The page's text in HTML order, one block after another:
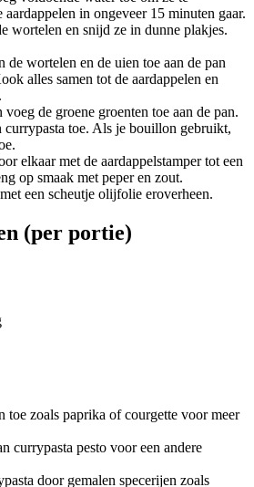
in ongeveer 15 minuten gaar.
wortelen en snijd ze in dunne plakjes.
de wortelen en de uien toe aan de pan
alles samen tot de aardappelen en
de groene groenten toe aan de pan.
toe. Als je bouillon gebruikt,
elkaar met de aardappelstamper tot een
op smaak met peper en zout.
een scheutje olijfolie eroverheen.
(per portie)
toe zoals paprika of courgette voor meer
currypasta pesto voor een andere
door gemalen specerijen zoals